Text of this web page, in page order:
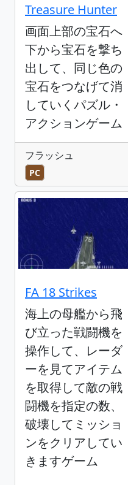
Treasure Hunter
画面上部の宝石へ
下から宝石を撃ち
出して、同じ色の
宝石をつなげて消
していくパズル・
アクションゲーム
フラッシュ
PC
FA 18 Strikes
海上の母艦から飛
び立った戦闘機を
操作して、レーダ
ーを見てアイテム
を取得して敵の戦
闘機を指定の数、
破壊してミッショ
ンをクリアしてい
きますゲーム